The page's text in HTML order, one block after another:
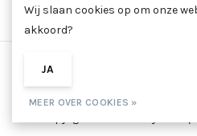
Algemene voorwaarden
Wij slaan cookies op om onze
akkoord?
JA
MEER OVER COOKIES »